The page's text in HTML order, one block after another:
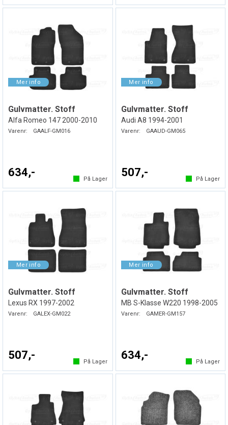
Gulvmatter. Stoff
Alfa Romeo 147 2000-2010
Varenr: GAALF-GM016
634,-
På Lager
Gulvmatter. Stoff
Audi A8 1994-2001
Varenr: GAAUD-GM065
507,-
På Lager
Gulvmatter. Stoff
Lexus RX 1997-2002
Varenr: GALEX-GM022
507,-
På Lager
Gulvmatter. Stoff
MB S-Klasse W220 1998-2005
Varenr: GAMER-GM157
634,-
På Lager